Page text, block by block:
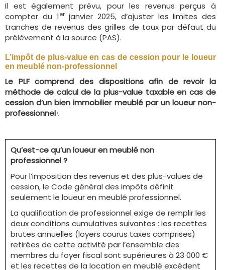
Il est également prévu, pour les revenus perçus à
compter du 1erjanvier 2025, d’ajuster les limites des
tranches de revenus des grilles de taux par défaut du
prélèvement à la source (PAS).
L’impôt de plus-value en cas de cession pour le loueur
en meublé non-professionnel
Le PLF comprend des dispositions afin de revoir la
méthode de calcul de la plus-value taxable en cas de
cession d’un bien immobilier meublé par un loueur non-
professionnel 9.
Qu’est-ce qu’un loueur en meublé non
professionnel ?
Pour l’imposition des revenus et des plus-values de
cession, le Code général des impôts définit
seulement le loueur en meublé professionnel.
La qualification de professionnel exige de remplir les
deux conditions cumulatives suivantes : les recettes
brutes annuelles (loyers courus taxes comprises)
retirées de cette activité par l’ensemble des
membres du foyer fiscal sont supérieures à 23 000 €
et les recettes de la location en meublé excèdent